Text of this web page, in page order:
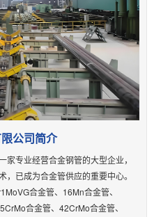
公司简介
专业经营合金钢管的大型企业，
已成为合金管供应的重要中心。
合金管、16Mn合金管、
合金管、42CrMo合金管、